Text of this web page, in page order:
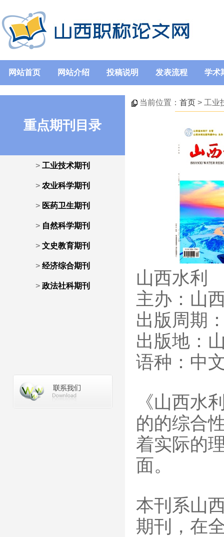
网站首页 网站介绍 投稿说明 发表流程 学术
重点期刊目录
> 工业技术期刊
> 农业科学期刊
> 医药卫生期刊
> 自然科学期刊
> 文史教育期刊
> 经济综合期刊
> 政法社科期刊
当前位置： 首页 > 工业
山西水利
主办：山
出版周期
出版地：
语种：中
《山西水
的的综合
着实际的
面。
本刊系山
期刊，在